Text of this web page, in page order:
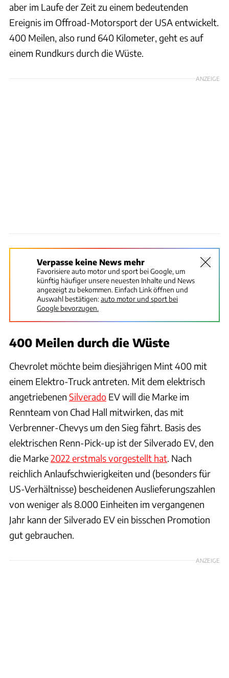
aber im Laufe der Zeit zu einem bedeutenden
Ereignis im Offroad-Motorsport der USA entwickelt.
400 Meilen, also rund 640 Kilometer, geht es auf
einem Rundkurs durch die Wüste.
ANZEIGE
Verpasse keine News mehr
Favorisiere auto motor und sport bei Google, um
künftig häufiger unsere neuesten Inhalte und News
angezeigt zu bekommen. Einfach Link öffnen und
Auswahl bestätigen:auto motor und sport bei
Google bevorzugen.
400 Meilen durch die Wüste
Chevrolet möchte beim diesjährigen Mint 400 mit
einem Elektro-Truck antreten. Mit dem elektrisch
angetriebenen Silverado EV will die Marke im
Rennteam von Chad Hall mitwirken, das mit
Verbrenner-Chevys um den Sieg fährt. Basis des
elektrischen Renn-Pick-up ist der Silverado EV, den
die Marke2022 erstmals vorgestellt hat. Nach
reichlich Anlaufschwierigkeiten und (besonders für
US-Verhältnisse) bescheidenen Auslieferungszahlen
von weniger als 8.000 Einheiten im vergangenen
Jahr kann der Silverado EV ein bisschen Promotion
gut gebrauchen.
ANZEIGE